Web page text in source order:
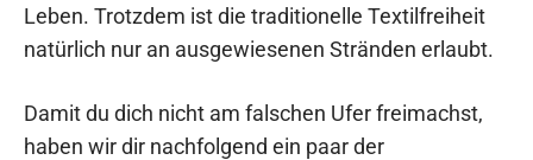
Leben. Trotzdem ist die traditionelle Textilfreiheit
natürlich nur an ausgewiesenen Stränden erlaubt.
Damit du dich nicht am falschen Ufer freimachst,
haben wir dir nachfolgend ein paar der